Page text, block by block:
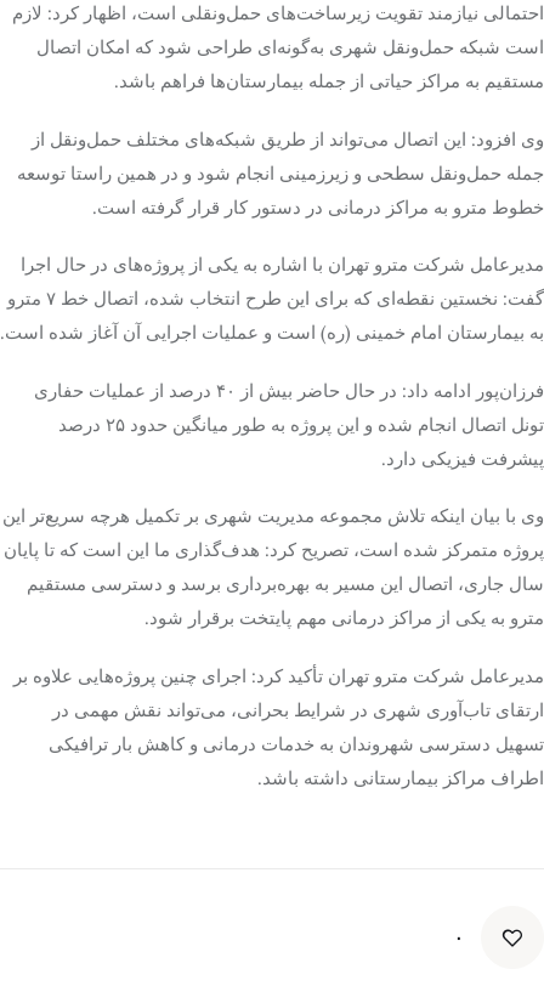
آوین دیلی
تک کده
پایگاه خبری آبان
خرید موتور ایمپلنت
احتمالی نیازمند تقویت زیرساخت‌های حمل‌ونقلی است، اظهار کرد: لازم
است شبکه حمل‌ونقل شهری به‌گونه‌ای طراحی شود که امکان اتصال
مستقیم به مراکز حیاتی از جمله بیمارستان‌ها فراهم باشد.
وی افزود: این اتصال می‌تواند از طریق شبکه‌های مختلف حمل‌ونقل از
جمله حمل‌ونقل سطحی و زیرزمینی انجام شود و در همین راستا توسعه
خطوط مترو به مراکز درمانی در دستور کار قرار گرفته است.
مدیرعامل شرکت مترو تهران با اشاره به یکی از پروژه‌های در حال اجرا
گفت: نخستین نقطه‌ای که برای این طرح انتخاب شده، اتصال خط ۷ مترو
به بیمارستان امام خمینی (ره) است و عملیات اجرایی آن آغاز شده است.
فرزان‌پور ادامه داد: در حال حاضر بیش از ۴۰ درصد از عملیات حفاری
تونل اتصال انجام شده و این پروژه به طور میانگین حدود ۲۵ درصد
پیشرفت فیزیکی دارد.
وی با بیان اینکه تلاش مجموعه مدیریت شهری بر تکمیل هرچه سریع‌تر این
پروژه متمرکز شده است، تصریح کرد: هدف‌گذاری ما این است که تا پایان
سال جاری، اتصال این مسیر به بهره‌برداری برسد و دسترسی مستقیم
مترو به یکی از مراکز درمانی مهم پایتخت برقرار شود.
مدیرعامل شرکت مترو تهران تأکید کرد: اجرای چنین پروژه‌هایی علاوه بر
ارتقای تاب‌آوری شهری در شرایط بحرانی، می‌تواند نقش مهمی در
تسهیل دسترسی شهروندان به خدمات درمانی و کاهش بار ترافیکی
اطراف مراکز بیمارستانی داشته باشد.
۰